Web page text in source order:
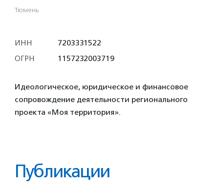
Тюмень
ИНН
7203331522
ОГРН
1157232003719
Идеологическое, юридическое и финансовое
сопровождение деятельности регионального
проекта «Моя территория».
Публикации